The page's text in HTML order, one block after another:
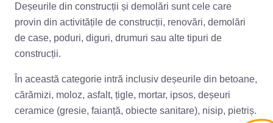
Deșeurile din construcții și demolări sunt cele care
provin din activitățile de construcții, renovări, demolări
de case, poduri, diguri, drumuri sau alte tipuri de
construcții.
În această categorie intră inclusiv deșeurile din betoane,
cărămizi, moloz, asfalt, țigle, mortar, ipsos, deșeuri
ceramice (gresie, faianță, obiecte sanitare), nisip, pietriș.